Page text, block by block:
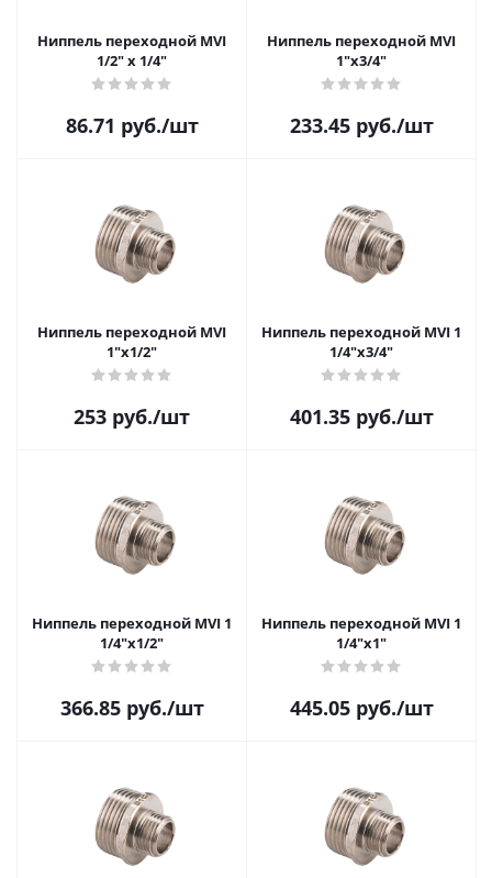
Ниппель переходной MVI
1/2" х 1/4"
86.71 руб./шт
Ниппель переходной MVI
1"х3/4"
233.45руб./шт
Ниппель переходной MVI
1"х1/2"
253 руб./шт
Ниппель переходной MVI 1
1/4"х3/4"
401.35руб./шт
Ниппель переходной MVI 1
1/4"х1/2"
366.85руб./шт
Ниппель переходной MVI 1
1/4"х1"
445.05руб./шт